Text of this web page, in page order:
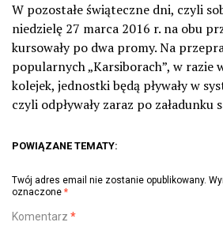
W pozostałe świąteczne dni, czyli
niedzielę 27 marca 2016 r. na obu
kursowały po dwa promy. Na
popularnych „Karsiborach”, w razie
kolejek, jednostki będą pływały w
czyli odpływały zaraz po załadunku
POWIĄZANE TEMATY:
Twój adres email nie zostanie opublikowany.
oznaczone *
Komentarz *